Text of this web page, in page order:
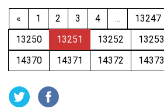
« 1 2 3 4 ... 13247
13250
13251 13252 13253
14370
14371 14372 14373